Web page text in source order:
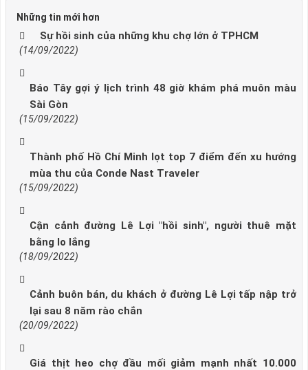
Những tin mới hơn
Sự hồi sinh của những khu chợ lớn ở TPHCM
(14/09/2022)
Báo Tây gợi ý lịch trình 48 giờ khám phá muôn màu
Sài Gòn
(15/09/2022)
Thành phố Hồ Chí Minh lọt top 7 điểm đến xu hướng
mùa thu của Conde Nast Traveler
(15/09/2022)
Cận cảnh đường Lê Lợi "hồi sinh", người thuê mặt
bằng lo lắng
(18/09/2022)
Cảnh buôn bán, du khách ở đường Lê Lợi tấp nập trở
lại sau 8 năm rào chắn
(20/09/2022)
Giá thịt heo chợ đầu mối giảm mạnh nhất 10.000